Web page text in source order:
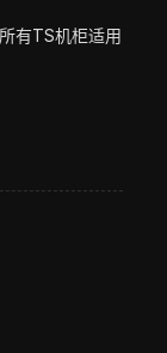
有TS机柜适用